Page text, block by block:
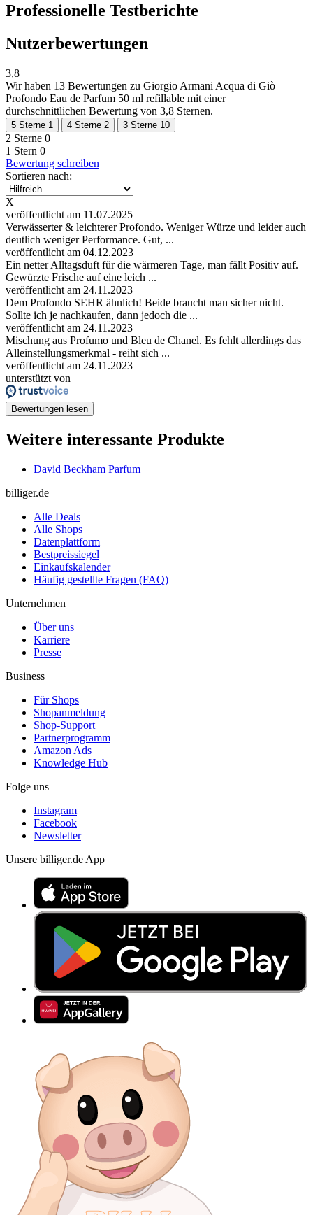
Professionelle Testberichte
Nutzerbewertungen
3,8
Wir haben 13 Bewertungen zu Giorgio Armani Acqua di Giò
Profondo Eau de Parfum 50 ml refillable mit einer
durchschnittlichen Bewertung von 3,8 Sternen.
5 Sterne 1 4 Sterne 2 3 Sterne 10
2 Sterne 0
1 Stern 0
Bewertung schreiben
Sortieren nach:
X
veröffentlicht am 11.07.2025
Verwässerter & leichterer Profondo. Weniger Würze und leider auch
deutlich weniger Performance. Gut, ...
veröffentlicht am 04.12.2023
Ein netter Alltagsduft für die wärmeren Tage, man fällt Positiv auf.
Gewürzte Frische auf eine leich ...
veröffentlicht am 24.11.2023
Dem Profondo SEHR ähnlich! Beide braucht man sicher nicht.
Sollte ich je nachkaufen, dann jedoch die ...
veröffentlicht am 24.11.2023
Mischung aus Profumo und Bleu de Chanel. Es fehlt allerdings das
Alleinstellungsmerkmal - reiht sich ...
veröffentlicht am 24.11.2023
unterstützt von
Bewertungen lesen
Weitere interessante Produkte
David Beckham Parfum
billiger.de
Alle Deals
Alle Shops
Datenplattform
Bestpreissiegel
Einkaufskalender
Häufig gestellte Fragen (FAQ)
Unternehmen
Über uns
Karriere
Presse
Business
Für Shops
Shopanmeldung
Shop-Support
Partnerprogramm
Amazon Ads
Knowledge Hub
Folge uns
Instagram
Facebook
Newsletter
Unsere billiger.de App